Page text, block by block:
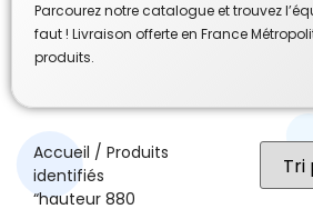
Parcourez notre catalogue et trouvez
faut ! Livraison offerte en France
produits.
Accueil / Produits
identifiés
“hauteur 880